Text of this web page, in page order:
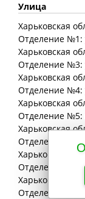
Улица
Харьковская
Отделение №1:
Харьковская
Отделение №3:
Харьковская
Отделение №4:
Харьковская
Отделение №5:
Харьковская
Отделение №6:
Харьковская
Отделение №7:
Харьковская
Отделение №12: